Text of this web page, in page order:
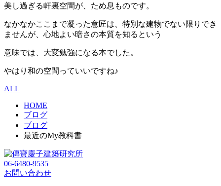
美し過ぎる軒裏空間が、ため息ものです。
なかなかここまで凝った意匠は、特別な建物でない限りでき
ませんが、心地よい暗さの本質を知るという
意味では、大変勉強になる本でした。
やはり和の空間っていいですね♪
ALL
HOME
ブログ
ブログ
最近のMy教科書
06-6480-9535
お問い合わせ